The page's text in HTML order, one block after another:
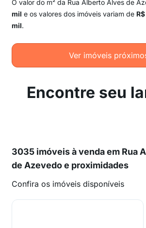
O valor do m² da Rua Alberto Alves de
mil e os valores dos imóveis variam de
mil.
Ver imóveis
Encontre seu
3035 imóveis à venda em Rua
de Azevedo e proximidades
Confira os imóveis disponíveis